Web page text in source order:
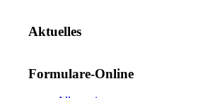
Aktuelles
Formulare-Online